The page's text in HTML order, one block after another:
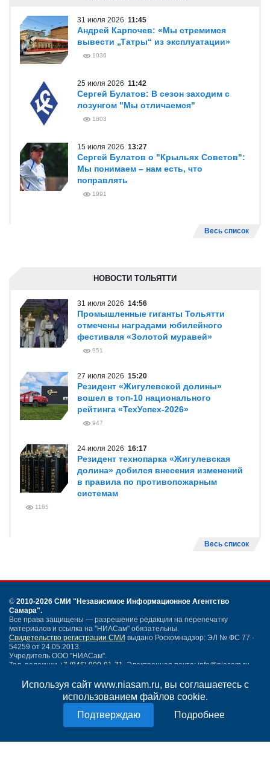
Используя сайт www.niasam.ru, вы соглашаетесь с
использованием файлов cookie.
Подробнее
31 июля 2026 11:45
Андрей Карпочев: «Мы стремимся
вывести „Татры“ из эксплуатации»
1036
25 июля 2026 11:42
Сергей Булатов: В сезон заходим с
лозунгом "Мы отличаемся"
1803
15 июля 2026 13:27
Сергей Булатов о "Крыльях Советов":
Мы понимаем – нам есть, что
поправлять
1991
Весь список
НОВОСТИ ТОЛЬЯТТИ
31 июля 2026 14:56
Промышленные гиганты Тольятти
отмечены наградами юбилейного
фестиваля «Золотой муравей»
951
27 июля 2026 15:20
Резидент «Жигулевской долины»
вошел в топ-10 национального
рейтинга «ТехУспех-2026»
947
24 июля 2026 16:17
Резидент технопарка «Жигулевская
долина» добился внесения изменений
в правила по противопожарным
системам
1185
Весь список
© 2010-2026 СМИ "Независимое Информационное Агентство
Самара".
Все права защищены — разрешение редакции на перепечатку
материалов и ссылка на "НИАСам" обязательны.
Свидетельство регистрации СМИ выдано Роскомнадзор: ЭЛ № ФС 77 -
54259 от 24.05.2013.
Учредитель ООО "НИАСам".
Тел. редакции +7 (846) 990-91-71. Электронная почта: info@niasam.ru
Написать письмо
Политика конфиденциальности
18+